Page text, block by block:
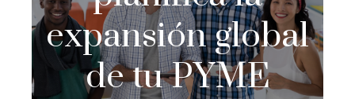
expansión global
de tu PYME